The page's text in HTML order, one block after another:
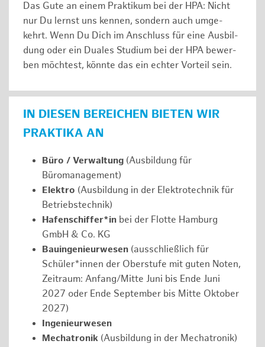
Das Gute an einem Praktikum bei der HPA: Nicht
nur Du lernst uns ken­nen, son­dern auch um­ge­
kehrt. Wenn Du Dich im An­schluss für eine Aus­bil­
dung oder ein Duales Studium bei der HPA be­wer­
ben möch­test, könnte das ein ech­ter Vor­teil sein.
IN DIESEN BEREICHEN BIETEN WIR
PRAKTIKA AN
Büro / Verwaltung (Ausbildung für
Büromanagement)
Elektro (Ausbildung in der Elektrotechnik für
Betriebstechnik)
Hafenschiffer*in bei der Flotte Hamburg
GmbH & Co. KG
Bauingenieurwesen (ausschließlich für
Schüler*innen der Oberstufe mit guten Noten,
Zeitraum: Anfang/Mitte Juni bis Ende Juni
2027 oder Ende September bis Mitte Oktober
2027)
Ingenieurwesen
Mechatronik (Ausbildung in der Mechatronik)